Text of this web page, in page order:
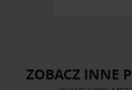
ZOBACZ INNE